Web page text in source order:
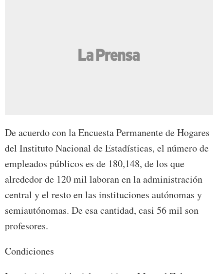
De acuerdo con la Encuesta Permanente de Hogares
del Instituto Nacional de Estadísticas, el número de
empleados públicos es de 180,148, de los que
alrededor de 120 mil laboran en la administración
central y el resto en las instituciones autónomas y
semiautónomas. De esa cantidad, casi 56 mil son
profesores.
Condiciones